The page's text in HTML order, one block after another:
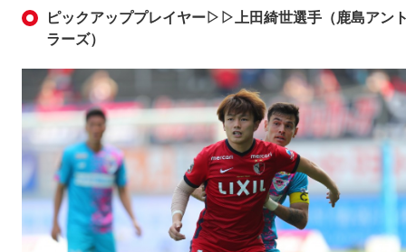
ピックアッププレイヤー▷▷上田綺世選手（鹿島アン
ラーズ）